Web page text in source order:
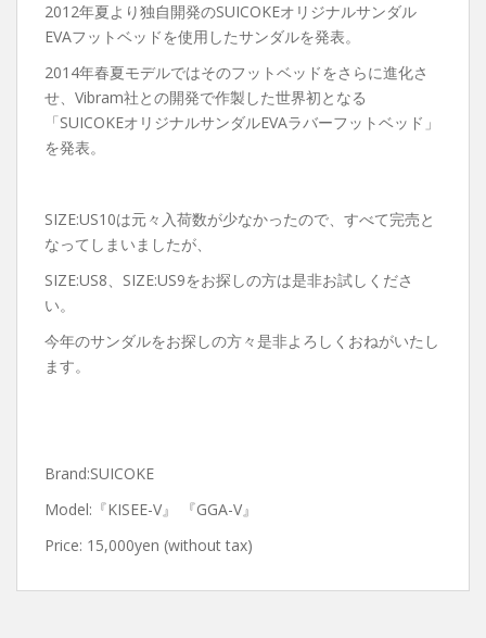
2012年夏より独自開発のSUICOKEオリジナルサンダル
EVAフットベッドを使用したサンダルを発表。
2014年春夏モデルではそのフットベッドをさらに進化さ
せ、Vibram社との開発で作製した世界初となる
「SUICOKEオリジナルサンダルEVAラバーフットベッド」
を発表。
SIZE:US10は元々入荷数が少なかったので、すべて完売と
なってしまいましたが、
SIZE:US8、SIZE:US9をお探しの方は是非お試しくださ
い。
今年のサンダルをお探しの方々是非よろしくおねがいたし
ます。
Brand:SUICOKE
Model:『KISEE-V』 『GGA-V』
Price: 15,000yen (without tax)